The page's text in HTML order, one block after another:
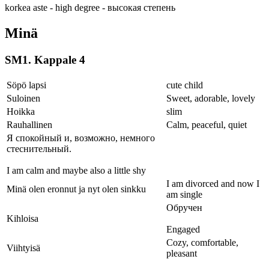
korkea aste - high degree - высокая степень
Minä
SM1. Kappale 4
Söpö lapsi
cute child
Suloinen
Sweet, adorable, lovely
Hoikka
slim
Rauhallinen
Calm, peaceful, quiet
Я спокойный и, возможно, немного
стеснительный.
I am calm and maybe also a little shy
Minä olen eronnut ja nyt olen sinkku
I am divorced and now I
am single
Kihloisa
Обручен
Engaged
Viihtyisä
Cozy, comfortable,
pleasant